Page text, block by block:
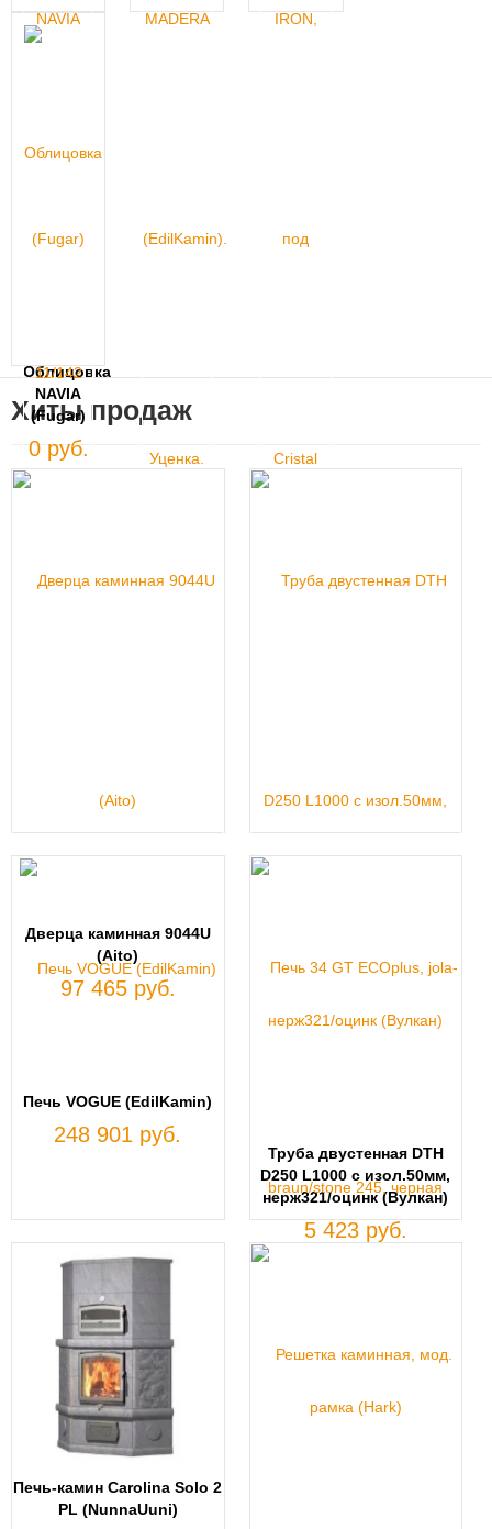
Облицовка
NAVIA
(Fugar)
0 руб.
Облицовка
Облицовка
Double
38 293
663
руб.
Хиты продаж
Дверца каминная 9044U
(Aito)
97 465 руб.
Труба двустенная DTH
D250 L1000 с изол.50мм,
нерж321/оцинк (Вулкан)
5 423 руб.
Печь VOGUE (EdilKamin)
248 901 руб.
Печь-камин Carolina Solo 2
PL (NunnaUuni)